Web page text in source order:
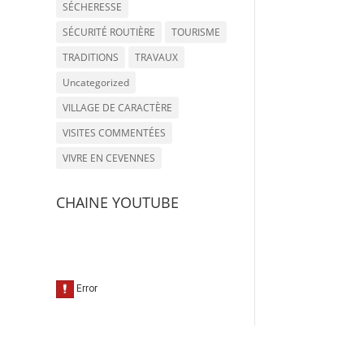
SÉCHERESSE
SÉCURITÉ ROUTIÈRE
TOURISME
TRADITIONS
TRAVAUX
Uncategorized
VILLAGE DE CARACTÈRE
VISITES COMMENTÉES
VIVRE EN CEVENNES
CHAINE YOUTUBE